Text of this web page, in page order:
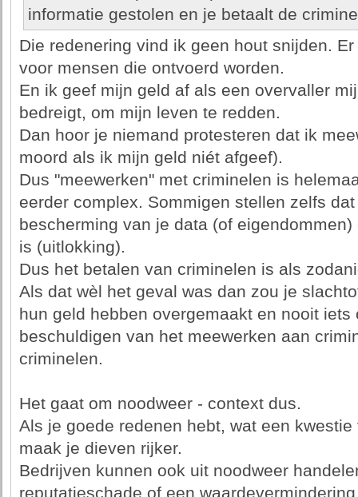
informatie gestolen en je betaalt de
Die redenering vind ik geen hout snijden.
voor mensen die ontvoerd worden.
En ik geef mijn geld af als een overvaller
bedreigt, om mijn leven te redden.
Dan hoor je niemand protesteren dat ik
moord als ik mijn geld niét afgeef).
Dus "meewerken" met criminelen is
eerder complex. Sommigen stellen zelfs
bescherming van je data (of
is (uitlokking).
Dus het betalen van criminelen is als
Als dat wèl het geval was dan zou je
hun geld hebben overgemaakt en nooit
beschuldigen van het meewerken aan
criminelen.
Het gaat om noodweer - context dus.
Als je goede redenen hebt, wat een
maak je dieven rijker.
Bedrijven kunnen ook uit noodweer
reputatieschade of een